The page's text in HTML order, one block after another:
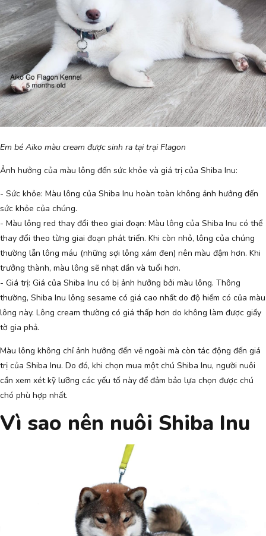
Em bé Aiko màu cream được sinh ra tại trại Flagon
Ảnh hưởng của màu lông đến sức khỏe và giá trị của Shiba Inu:
- Sức khỏe: Màu lông của Shiba Inu hoàn toàn không ảnh hưởng đến
sức khỏe của chúng.
- Màu lông red thay đổi theo giai đoạn: Màu lông của Shiba Inu có thể
thay đổi theo từng giai đoạn phát triển. Khi còn nhỏ, lông của chúng
thường lẫn lông máu (những sợi lông xám đen) nên màu đậm hơn. Khi
trưởng thành, màu lông sẽ nhạt dần và tuổi hơn.
- Giá trị: Giá của Shiba Inu có bị ảnh hưởng bởi màu lông. Thông
thường, Shiba Inu lông sesame có giá cao nhất do độ hiếm có của màu
lông này. Lông cream thường có giá thấp hơn do không làm được giấy
tờ gia phả.
Màu lông không chỉ ảnh hưởng đến vẻ ngoài mà còn tác động đến giá
trị của Shiba Inu. Do đó, khi chọn mua một chú Shiba Inu, người nuôi
cần xem xét kỹ lưỡng các yếu tố này để đảm bảo lựa chọn được chú
chó phù hợp nhất.
Vì sao nên nuôi Shiba Inu